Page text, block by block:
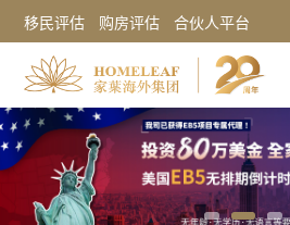
移民评估 购房评估 合伙人平台